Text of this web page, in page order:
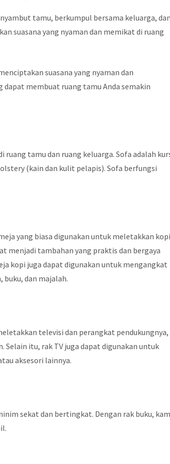
tamu, berkumpul bersama keluarga,
suasana yang nyaman dan memikat di ruang
suasana yang nyaman dan
membuat ruang tamu Anda semakin
tamu dan ruang keluarga. Sofa adalah
(kain dan kulit pelapis). Sofa berfungsi
yang biasa digunakan untuk meletakkan
menjadi tambahan yang praktis dan bergaya
kopi juga dapat digunakan untuk mengangkat
dan majalah.
televisi dan perangkat pendukungnya,
Selain itu, rak TV juga dapat digunakan untuk
aksesori lainnya.
sekat dan bertingkat. Dengan rak buku,